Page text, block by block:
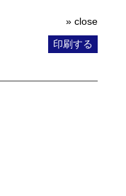
» close
印刷する